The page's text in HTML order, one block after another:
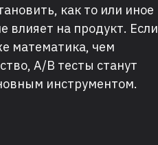
как то или иное
влияет на продукт. Если
математика, чем
A/B тесты станут
инструментом.